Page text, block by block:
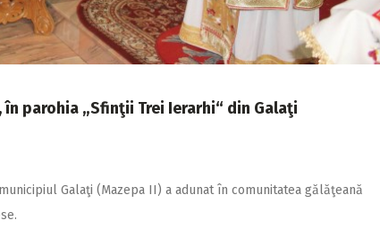
parohia „Sfinţii Trei Ierarhi“ din Galaţi
Galaţi (Mazepa II) a adunat în comunitatea gălăţeană